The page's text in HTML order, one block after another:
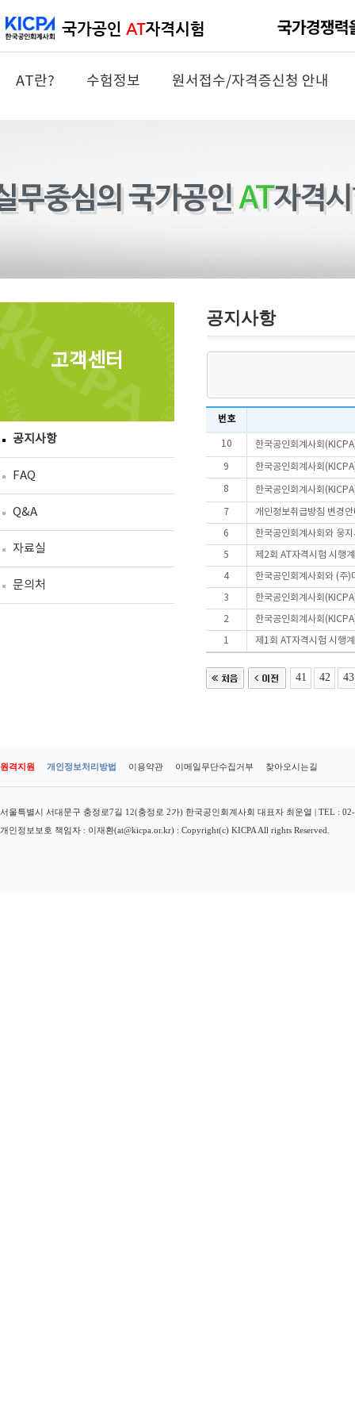
AT란? 수험정보 원서접수/자격증신청 안내
고객센터
공지사항
FAQ
Q&A
자료실
문의처
공지사항
번호
10 한국공인회계사회
9 한국공인회계사회
8 한국공인회계사회
7 개인정보취급방침 변경안
6 한국공인회계사회와 웅
5 제2회 AT자격시험 시행
4 한국공인회계사회와 (주)
3 한국공인회계사회
2 한국공인회계사회
1 제1회 AT자격시험 시행
41 42 43
원격지원 개인정보처리방법 이용약관 이메일무단수집거부 찾아오시는길
서울특별시 서대문구 충정로7길 12(충정로 2가) 한국공인회계사회 대표자 최운열 | TEL :
개인정보보호 책임자 : 이재환(at@kicpa.or.kr) : Copyright(c) KICPA All rights Reserved.